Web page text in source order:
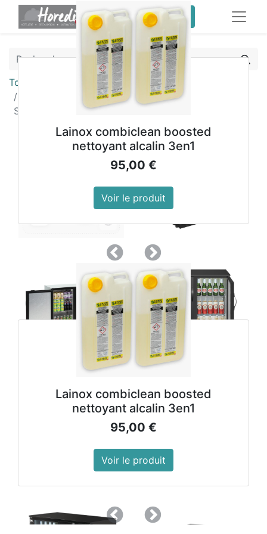
service client pro
Tous les produits
Arrière-bar deux portes pleines pivotantes Polar
Série G noir 208L
Lainox combiclean boosted
nettoyant alcalin 3en1
95,00 €
Voir le produit
PrécedentSuivant
Lainox combiclean boosted
nettoyant alcalin 3en1
95,00 €
Voir le produit
PrécedentSuivant